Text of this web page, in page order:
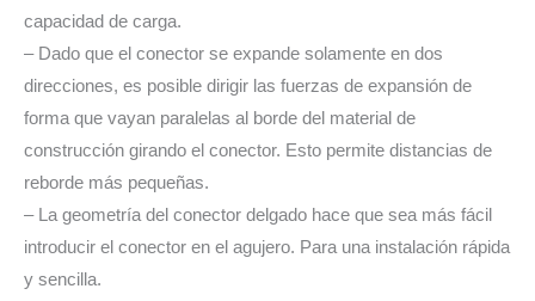
capacidad de carga.
– Dado que el conector se expande solamente en dos
direcciones, es posible dirigir las fuerzas de expansión de
forma que vayan paralelas al borde del material de
construcción girando el conector. Esto permite distancias de
reborde más pequeñas.
– La geometría del conector delgado hace que sea más fácil
introducir el conector en el agujero. Para una instalación rápida
y sencilla.